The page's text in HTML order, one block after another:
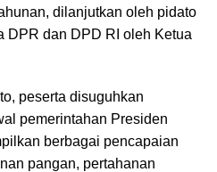
dilanjutkan oleh pidato
DPR dan DPD RI oleh Ketua
peserta disuguhkan
pemerintahan Presiden
berbagai pencapaian
pangan, pertahanan